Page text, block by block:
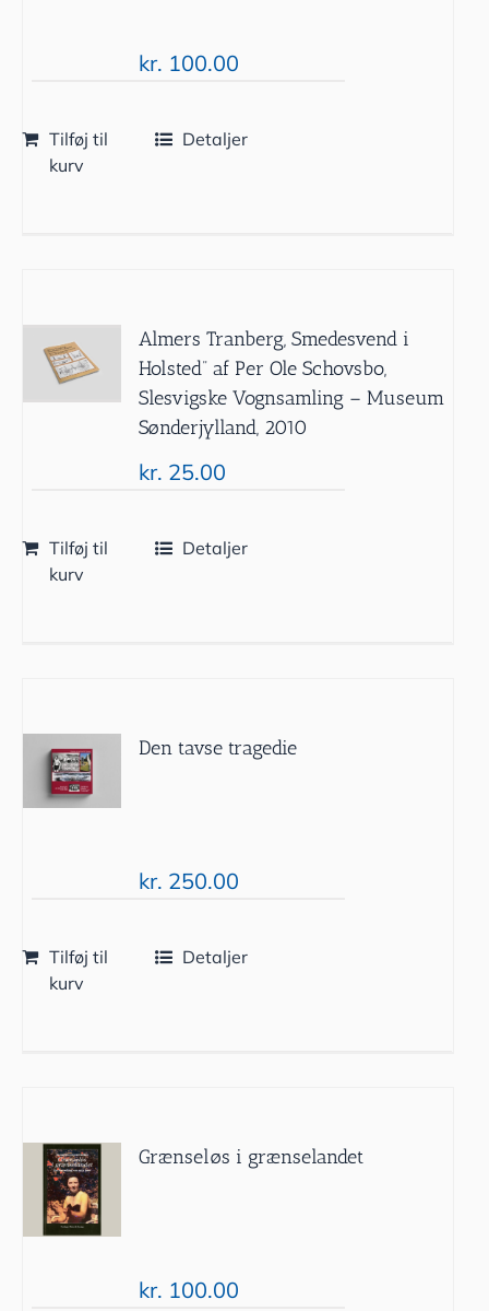
kr. 100.00
Tilføj til
kurv
Detaljer
Almers Tranberg, Smedesvend i
Holsted” af Per Ole Schovsbo,
Slesvigske Vognsamling – Museum
Sønderjylland, 2010
kr. 25.00
Tilføj til
kurv
Detaljer
Den tavse tragedie
kr. 250.00
Tilføj til
kurv
Detaljer
Grænseløs i grænselandet
kr. 100.00